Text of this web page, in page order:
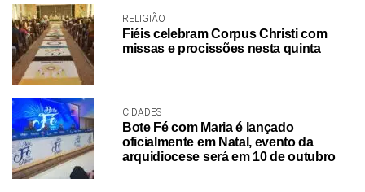
RELIGIÃO
Fiéis celebram Corpus Christi com
missas e procissões nesta quinta
CIDADES
Bote Fé com Maria é lançado
oficialmente em Natal, evento da
arquidiocese será em 10 de outubro